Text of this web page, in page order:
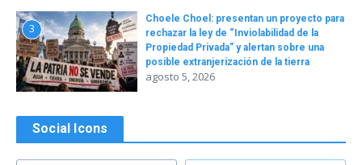
3
Choele Choel: presentan un proyecto para
rechazar la ley de “Inviolabilidad de la
Propiedad Privada” y alertan sobre una
posible extranjerización de la tierra
agosto 5, 2026
Social Icons